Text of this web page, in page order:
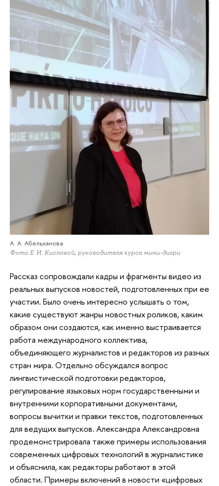
А. А. Абельханова
Фото Е. И. Кисловой, руководителя курса мини-дигри
Рассказ сопровождали кадры и фрагменты видео из
реальных выпусков новостей, подготовленных при ее
участии. Было очень интересно услышать о том,
какие существуют жанры новостных роликов, каким
образом они создаются, как именно выстраивается
работа международного коллектива,
объединяющего журналистов и редакторов из разных
стран мира. Отдельно обсуждался вопрос
лингвистической подготовки редакторов,
регулирование языковых норм государственными и
внутренними корпоративными документами,
вопросы вычитки и правки текстов, подготовленных
для ведущих выпусков. Александра Александровна
продемонстрировала также примеры использования
современных цифровых технологий в журналистике
и объяснила, как редакторы работают в этой
области. Примеры включений в новости «цифровых